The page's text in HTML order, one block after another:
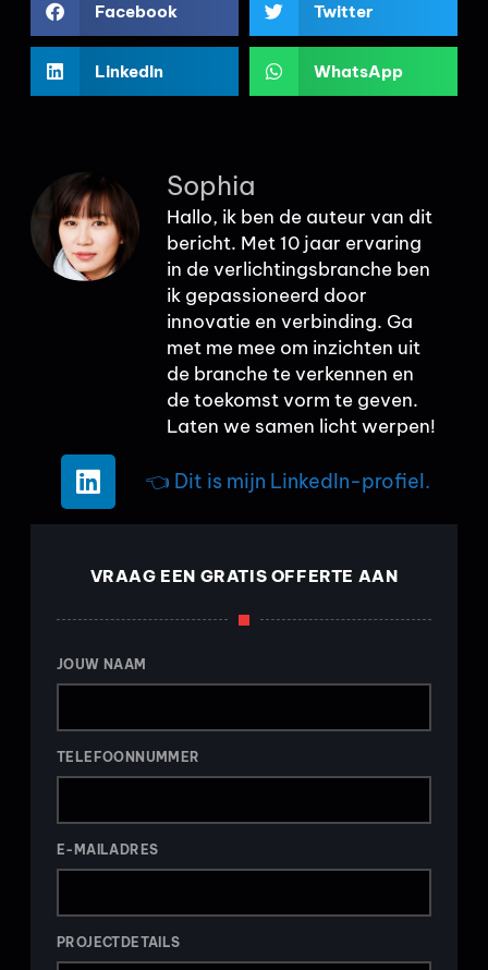
Facebook Twitter
LinkedIn WhatsApp
Sophia
Hallo, ik ben de auteur van dit
bericht. Met 10 jaar ervaring
in de verlichtingsbranche ben
ik gepassioneerd door
innovatie en verbinding. Ga
met me mee om inzichten uit
de branche te verkennen en
de toekomst vorm te geven.
Laten we samen licht werpen!
👈 Dit is mijn LinkedIn-profiel.
VRAAG EEN GRATIS OFFERTE AAN
JOUW NAAM
TELEFOONNUMMER
E-MAILADRES
PROJECTDETAILS